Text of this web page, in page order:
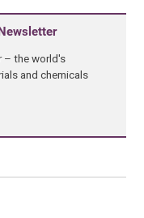
– the world's
and chemicals